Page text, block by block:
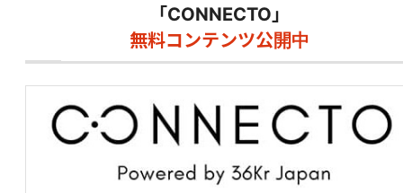
「CONNECTO」
無料コンテンツ公開中